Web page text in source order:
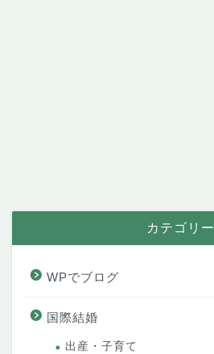
カテゴリー
WPでブログ
国際結婚
出産・子育て